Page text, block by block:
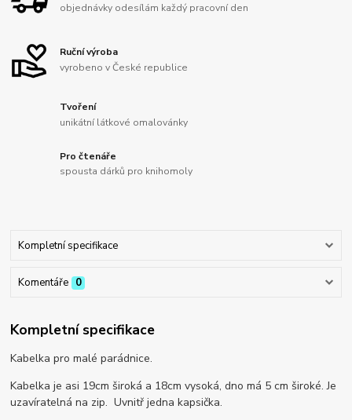
objednávky odesílám každý pracovní den
Ruční výroba
vyrobeno v České republice
Tvoření
unikátní látkové omalovánky
Pro čtenáře
spousta dárků pro knihomoly
Kompletní specifikace
Komentáře 0
Kompletní specifikace
Kabelka pro malé parádnice.
Kabelka je asi 19cm široká a 18cm vysoká, dno má 5 cm široké. Je
uzavíratelná na zip. Uvnitř jedna kapsička.